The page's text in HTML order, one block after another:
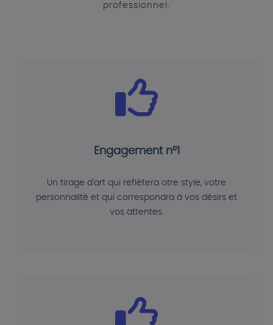
professionnel.
Engagement n°1
Un tirage d'art qui reflétera otre style, votre
personnalité et qui correspondra à vos désirs et
vos attentes.